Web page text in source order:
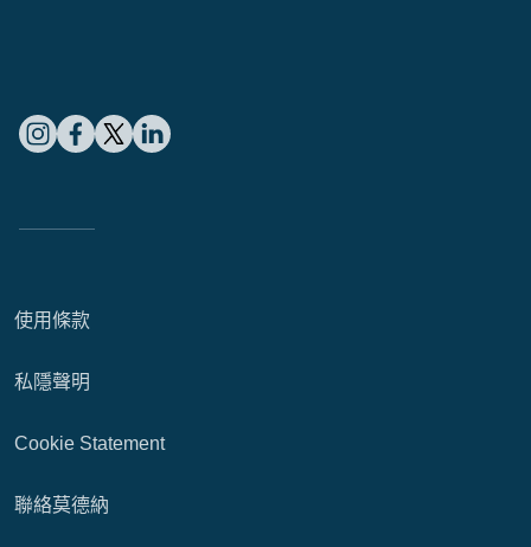
使用條款
私隱聲明
Cookie Statement
聯絡莫德納